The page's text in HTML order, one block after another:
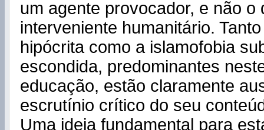
um agente provocador, e não o
interveniente humanitário.
hipócrita como a islamofobia
escondida, predominantes
educação, estão claramente
escrutínio crítico do seu
Uma ideia fundamental para